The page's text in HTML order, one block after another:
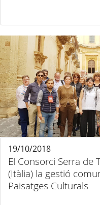
El Consorci Serra
(Itàlia) la gestió
Paisatges Culturals
19/10/2018